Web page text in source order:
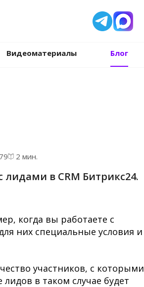
Видеоматериалы Блог
2 мин.
лидами в CRM Битрикс24.
когда вы работаете с
них специальные условия и
участников, с которыми
в таком случае будет